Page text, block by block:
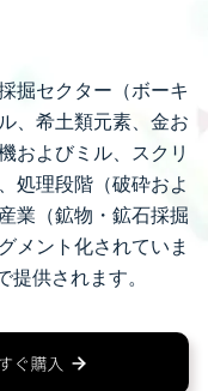
掘セクター（ボーキ
、希土類元素、金お
およびミル、スクリ
処理段階（破砕およ
業（鉱物・鉱石採掘
メント化されていま
提供されます。